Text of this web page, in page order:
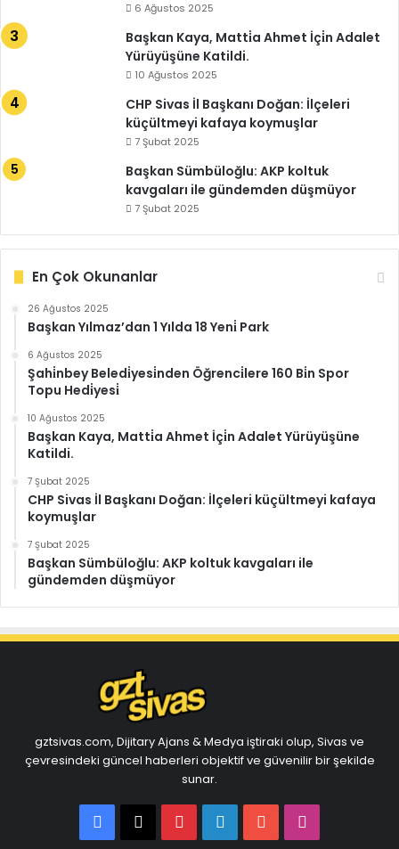
6 Ağustos 2025
Başkan Kaya, Matti̇a Ahmet İçi̇n Adalet
Yürüyüşüne Katildi.
10 Ağustos 2025
CHP Sivas İl Başkanı Doğan: İlçeleri
küçültmeyi kafaya koymuşlar
7 Şubat 2025
Başkan Sümbüloğlu: AKP koltuk
kavgaları ile gündemden düşmüyor
7 Şubat 2025
En Çok Okunanlar
26 Ağustos 2025
Başkan Yılmaz’dan 1 Yılda 18 Yeni̇ Park
6 Ağustos 2025
Şahi̇nbey Beledi̇yesi̇nden Öğrenci̇lere 160 Bi̇n Spor
Topu Hedi̇yesi̇
10 Ağustos 2025
Başkan Kaya, Matti̇a Ahmet İçi̇n Adalet Yürüyüşüne
Katildi.
7 Şubat 2025
CHP Sivas İl Başkanı Doğan: İlçeleri küçültmeyi kafaya
koymuşlar
7 Şubat 2025
Başkan Sümbüloğlu: AKP koltuk kavgaları ile
gündemden düşmüyor
gztsivas.com, Dijitary Ajans & Medya iştiraki olup, Sivas ve
çevresindeki güncel haberleri objektif ve güvenilir bir şekilde
sunar.
Facebook
X PinterestLinkedInYouTube